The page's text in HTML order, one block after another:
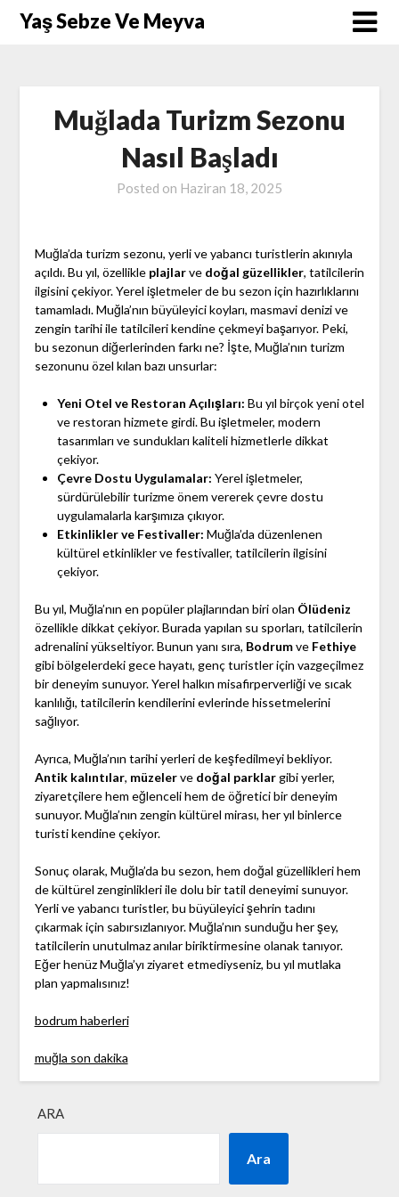
SkipYaş Sebze Ve Meyva
Muğlada Turizm Sezonu
Nasıl Başladı
Posted on Haziran 18, 2025
Muğla’da turizm sezonu, yerli ve yabancı turistlerin akınıyla
açıldı. Bu yıl, özellikle plajlarve doğal güzellikler, tatilcilerin
ilgisini çekiyor. Yerel işletmeler de bu sezon için hazırlıklarını
tamamladı. Muğla’nın büyüleyici koyları, masmavi denizi ve
zengin tarihi ile tatilcileri kendine çekmeyi başarıyor. Peki,
bu sezonun diğerlerinden farkı ne? İşte, Muğla’nın turizm
sezonunu özel kılan bazı unsurlar:
Yeni Otel ve Restoran Açılışları: Bu yıl birçok yeni otel
ve restoran hizmete girdi. Bu işletmeler, modern
tasarımları ve sundukları kaliteli hizmetlerle dikkat
çekiyor.
Çevre Dostu Uygulamalar: Yerel işletmeler,
sürdürülebilir turizme önem vererek çevre dostu
uygulamalarla karşımıza çıkıyor.
Etkinlikler ve Festivaller: Muğla’da düzenlenen
kültürel etkinlikler ve festivaller, tatilcilerin ilgisini
çekiyor.
Bu yıl, Muğla’nın en popüler plajlarından biri olan Ölüdeniz
özellikle dikkat çekiyor. Burada yapılan su sporları, tatilcilerin
adrenalini yükseltiyor. Bunun yanı sıra, Bodrumve Fethiye
gibi bölgelerdeki gece hayatı, genç turistler için vazgeçilmez
bir deneyim sunuyor. Yerel halkın misafirperverliği ve sıcak
kanlılığı, tatilcilerin kendilerini evlerinde hissetmelerini
sağlıyor.
Ayrıca, Muğla’nın tarihi yerleri de keşfedilmeyi bekliyor.
Antik kalıntılar, müzelerve doğal parklargibi yerler,
ziyaretçilere hem eğlenceli hem de öğretici bir deneyim
sunuyor. Muğla’nın zengin kültürel mirası, her yıl binlerce
turisti kendine çekiyor.
Sonuç olarak, Muğla’da bu sezon, hem doğal güzellikleri hem
de kültürel zenginlikleri ile dolu bir tatil deneyimi sunuyor.
Yerli ve yabancı turistler, bu büyüleyici şehrin tadını
çıkarmak için sabırsızlanıyor. Muğla’nın sunduğu her şey,
tatilcilerin unutulmaz anılar biriktirmesine olanak tanıyor.
Eğer henüz Muğla’yı ziyaret etmediyseniz, bu yıl mutlaka
plan yapmalısınız!
bodrum haberleri
muğla son dakika
ARA
Ara